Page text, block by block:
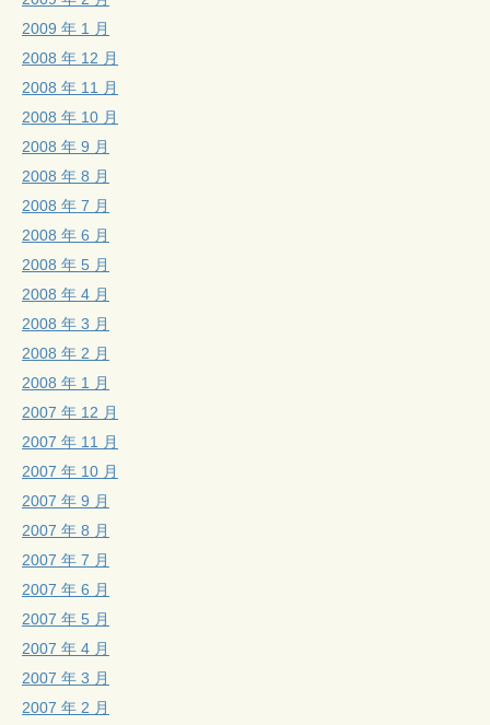
2009 年 1 月
2008 年 12 月
2008 年 11 月
2008 年 10 月
2008 年 9 月
2008 年 8 月
2008 年 7 月
2008 年 6 月
2008 年 5 月
2008 年 4 月
2008 年 3 月
2008 年 2 月
2008 年 1 月
2007 年 12 月
2007 年 11 月
2007 年 10 月
2007 年 9 月
2007 年 8 月
2007 年 7 月
2007 年 6 月
2007 年 5 月
2007 年 4 月
2007 年 3 月
2007 年 2 月